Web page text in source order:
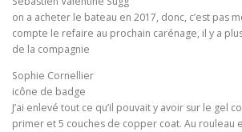
on a acheter le bateau en 2017, donc, c’est pas
compte le refaire au prochain carénage, il y a
de la compagnie
Sophie Cornellier
icône de badge
J’ai enlevé tout ce qu’il pouvait y avoir sur le gel
primer et 5 couches de copper coat. Au rouleau